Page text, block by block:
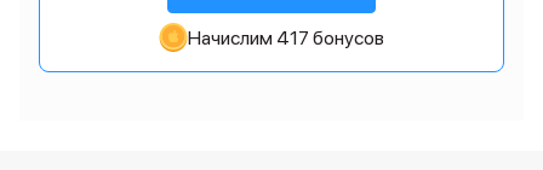
Начислим 417 бонусов